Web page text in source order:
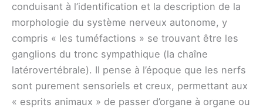
conduisant à l’identification et la description de la
morphologie du système nerveux autonome, y
compris « les tuméfactions » se trouvant être les
ganglions du tronc sympathique (la chaîne
latérovertébrale). Il pense à l’époque que les nerfs
sont purement sensoriels et creux, permettant aux
« esprits animaux » de passer d’organe à organe ou